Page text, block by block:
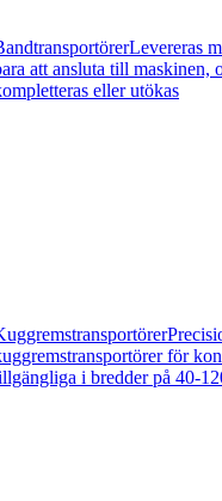
Levereras
att ansluta till maskinen,
eller utökas
för
i bredder på 40-